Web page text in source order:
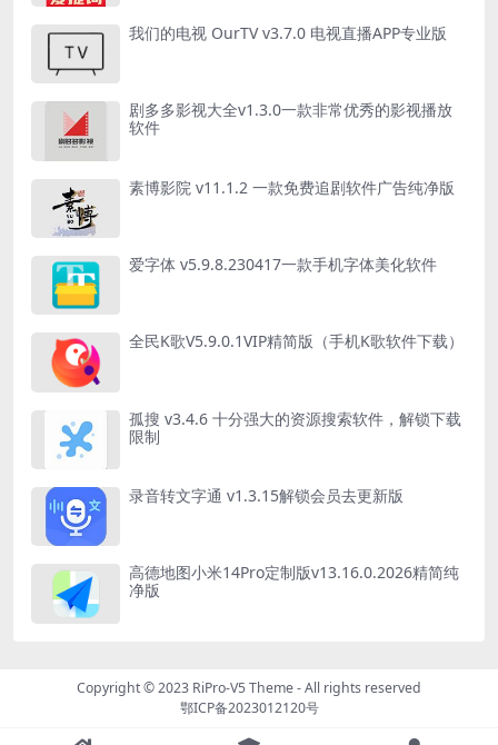
我们的电视 OurTV v3.7.0 电视直播APP专业版
剧多多影视大全v1.3.0一款非常优秀的影视播放
软件
素博影院 v11.1.2 一款免费追剧软件广告纯净版
爱字体 v5.9.8.230417一款手机字体美化软件
全民K歌V5.9.0.1VIP精简版（手机K歌软件下载）
孤搜 v3.4.6 十分强大的资源搜索软件，解锁下载
限制
录音转文字通 v1.3.15解锁会员去更新版
高德地图小米14Pro定制版v13.16.0.2026精简纯
净版
Copyright © 2023 RiPro-V5 Theme- All rights reserved
鄂ICP备2023012120号